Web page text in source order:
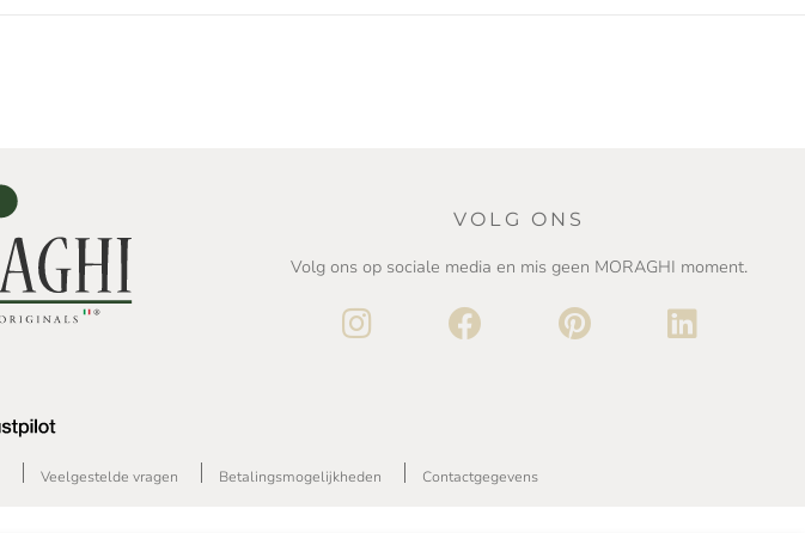
VOLG ONS
Volg ons op sociale media en mis geen MORAGHI moment.
Veelgestelde vragen Betalingsmogelijkheden Contactgegevens